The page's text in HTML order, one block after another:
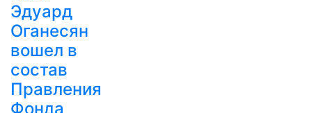
Эдуард
Оганесян
вошел в
состав
Правления
Фонда